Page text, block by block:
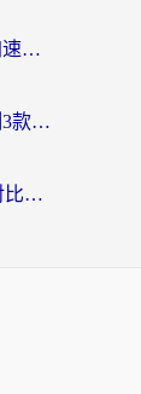
迅游和initap哪个好？海外党选回国加速器必看的真实体验对比+避坑指南
ExpressVPN中国能用吗？海外党亲测3款热门回国加速器，教你避开破解VPN坑
穿梭VPN好用吗？和FlashBackVPN对比哪个回国效果更好？海外党亲测3款加速器+避坑指南